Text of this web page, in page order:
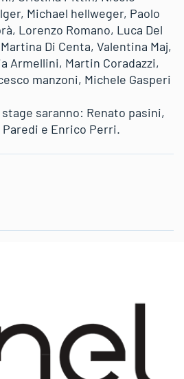
Michael hellweger, Paolo
Lorenzo Romano, Luca Del
Di Centa, Valentina Maj,
Armellini, Martin Coradazzi,
manzoni, Michele Gasperi
saranno: Renato pasini,
e Enrico Perri.